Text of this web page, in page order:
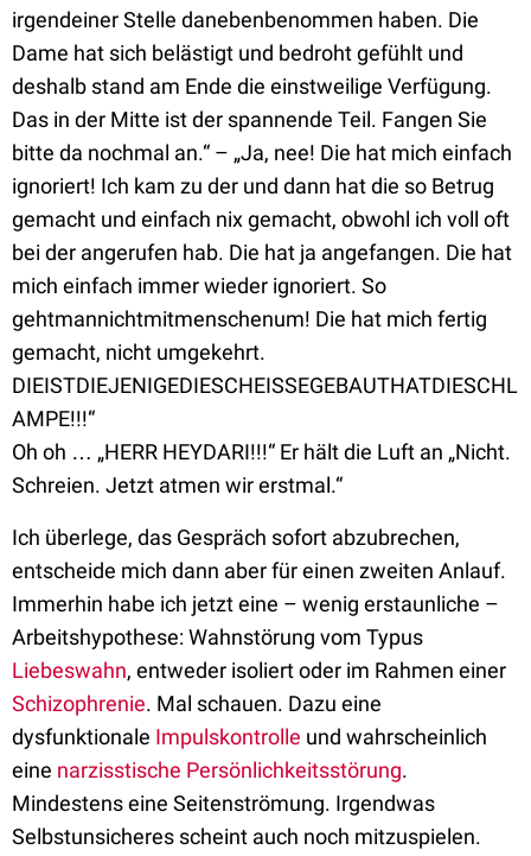
irgendeiner Stelle danebenbenommen haben. Die
Dame hat sich belästigt und bedroht gefühlt und
deshalb stand am Ende die einstweilige Verfügung.
Das in der Mitte ist der spannende Teil. Fangen Sie
bitte da nochmal an.“ – „Ja, nee! Die hat mich einfach
ignoriert! Ich kam zu der und dann hat die so Betrug
gemacht und einfach nix gemacht, obwohl ich voll oft
bei der angerufen hab. Die hat ja angefangen. Die hat
mich einfach immer wieder ignoriert. So
gehtmannichtmitmenschenum! Die hat mich fertig
gemacht, nicht umgekehrt.
DIEISTDIEJENIGEDIESCHEISSEGEBAUTHATDIESCHL
AMPE!!!“
Oh oh … „HERR HEYDARI!!!“ Er hält die Luft an „Nicht.
Schreien. Jetzt atmen wir erstmal.“
Ich überlege, das Gespräch sofort abzubrechen,
entscheide mich dann aber für einen zweiten Anlauf.
Immerhin habe ich jetzt eine – wenig erstaunliche –
Arbeitshypothese: Wahnstörung vom Typus
Liebeswahn, entweder isoliert oder im Rahmen einer
Schizophrenie. Mal schauen. Dazu eine
dysfunktionale Impulskontrolle und wahrscheinlich
eine narzisstische Persönlichkeitsstörung.
Mindestens eine Seitenströmung. Irgendwas
Selbstunsicheres scheint auch noch mitzuspielen.